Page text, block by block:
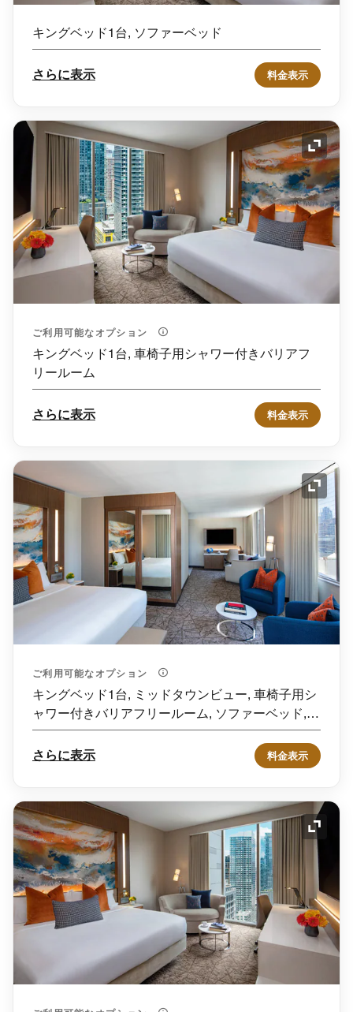
キングベッド1台, ソファーベッド
さらに表示 料金表示
アイ
ご利用可能なオプション
キングベッド1台, 車椅子用シャワー付きバリアフ
リールーム
さらに表示 料金表示
アイ
ご利用可能なオプション
キングベッド1台, ミッドタウンビュー, 車椅子用シ
ャワー付きバリアフリールーム, ソファーベッド,
高層階
さらに表示
料金表示
アイ